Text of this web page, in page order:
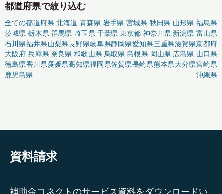
都道府県で絞り込む
全ての都道府県 北海道 青森県 岩手県 宮城県 秋田県 山形県 福島県
茨城県 栃木県 群馬県 埼玉県 千葉県 東京都 神奈川県 新潟県 富山県
石川県福井県山梨県長野県岐阜県静岡県愛知県三重県滋賀県京都府
大阪府 兵庫県 奈良県 和歌山県 鳥取県 島根県 岡山県 広島県 山口県
徳島県香川県愛媛県高知県福岡県佐賀県長崎県熊本県大分県宮崎県
鹿児島県
沖縄県
資料請求
補助金コネクトのサービス資料をダウンロードい